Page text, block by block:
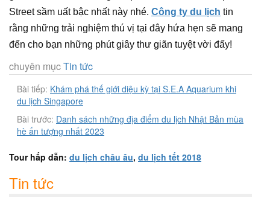
Street sầm uất bậc nhất này nhé. Công ty du lịch tin
rằng những trải nghiệm thú vị tại đây hứa hẹn sẽ mang
đến cho bạn những phút giây thư giãn tuyệt vời đấy!
chuyên mụcTin tức
Bài tiếp: Khám phá thế giới diệu kỳ tại S.E.A Aquarium khi
du lịch Singapore
Bài trước: Danh sách những địa điểm du lịch Nhật Bản mùa
hè ấn tượng nhất 2023
Tour hấp dẫn: du lịch châu âu, du lịch tết 2018
Tin tức